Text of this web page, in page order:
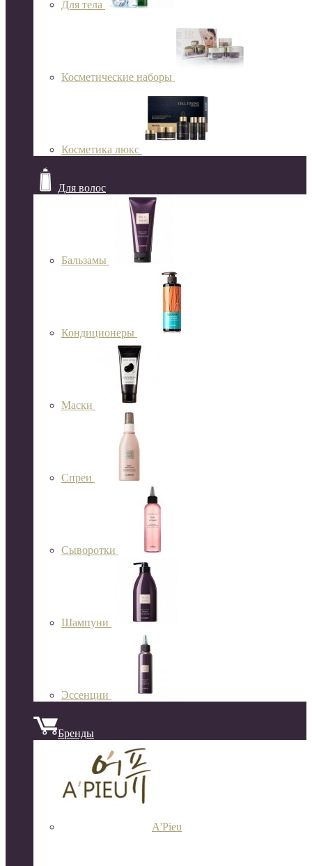
Для тела
Косметические наборы
Косметика люкс
Для волос
Бальзамы
Кондиционеры
Маски
Спреи
Сыворотки
Шампуни
Эссенции
Бренды
A'Pieu